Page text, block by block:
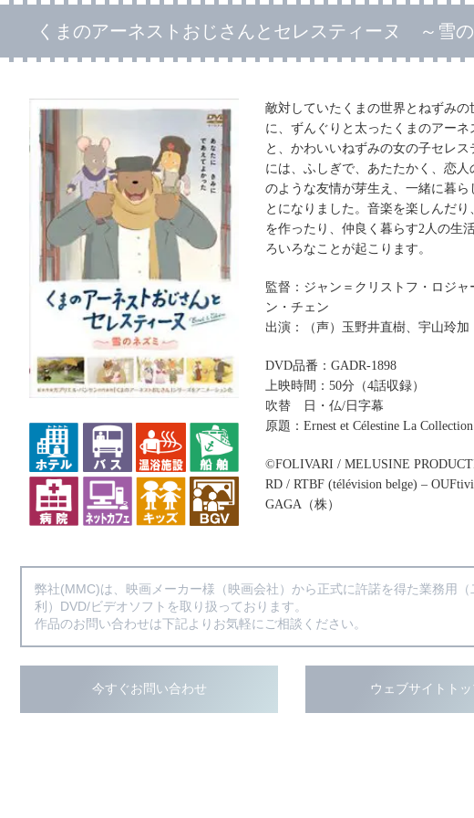
くまのアーネストおじさんとセレスティーヌ ～雪
敵対していたくまの世界とねずみの
に、ずんぐりと太ったくまのアーネ
と、かわいいねずみの女の子セレス
には、ふしぎで、あたたかく、恋人
のような友情が芽生え、一緒に暮ら
とになりました。音楽を楽しんだり
を作ったり、仲良く暮らす2人の生
ろいろなことが起こります。
監督：ジャン＝クリストフ・ロジャ
ン・チェン
出演：（声）玉野井直樹、宇山玲加
DVD品番：GADR-1898
上映時間：50分（4話収録）
吹替 日・仏/日字幕
原題：Ernest et Célestine La Collection
©FOLIVARI / MELUSINE
RD / RTBF (télévision belge) – OUFtivi
GAGA（株）
弊社(MMC)は、映画メーカー様（映画会社）から正式に許諾を得た業務用（
利）DVD/ビデオソフトを取り扱っております。
作品のお問い合わせは下記よりお気軽にご相談ください。
今すぐお問い合わせ ウェブサイトト